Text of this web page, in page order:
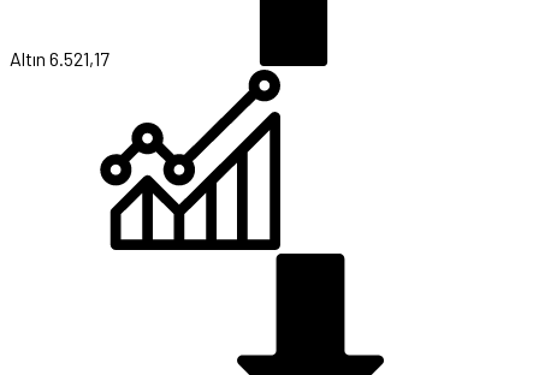
Altın 6.521,17